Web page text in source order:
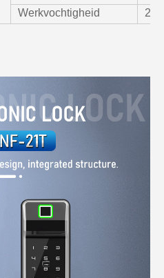
Werkvochtigheid